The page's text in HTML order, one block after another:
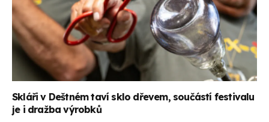
Skláři v Deštném taví sklo dřevem, součástí festivalu
je i dražba výrobků